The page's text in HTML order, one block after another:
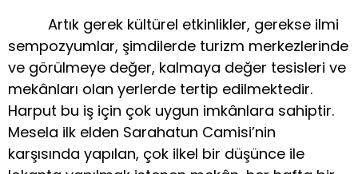
Artık gerek kültürel etkinlikler, gerekse ilmi
sempozyumlar, şimdilerde turizm merkezlerinde
ve görülmeye değer, kalmaya değer tesisleri ve
mekânları olan yerlerde tertip edilmektedir.
Harput bu iş için çok uygun imkânlara sahiptir.
Mesela ilk elden Sarahatun Camisi’nin
karşısında yapılan, çok ilkel bir düşünce ile